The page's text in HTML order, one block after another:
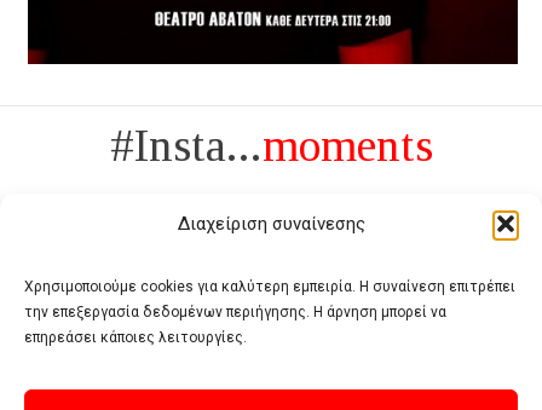
Διαχείριση συναίνεσης
Χρησιμοποιούμε cookies για καλύτερη εμπειρία. Η συναίνεση επιτρέπει
την επεξεργασία δεδομένων περιήγησης. Η άρνηση μπορεί να
επηρεάσει κάποιες λειτουργίες.
#Insta...moments
Πολυτέλεια δεν είναι το αντίθετο της ανέχειας, είναι το αντίθετο της